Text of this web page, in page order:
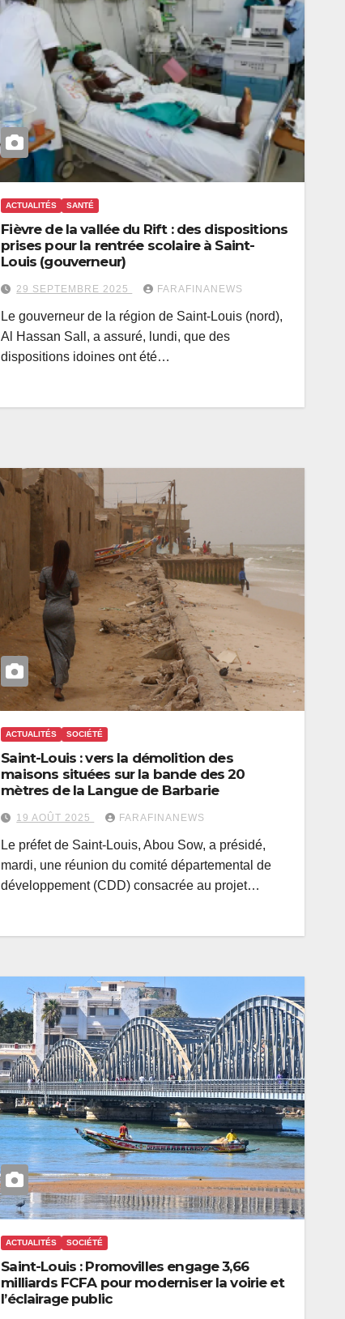
ACTUALITÉS SANTÉ
Fièvre de la vallée du Rift : des dispositions
prises pour la rentrée scolaire à Saint-
Louis (gouverneur)
29 SEPTEMBRE 2025 FARAFINANEWS
Le gouverneur de la région de Saint-Louis (nord),
Al Hassan Sall, a assuré, lundi, que des
dispositions idoines ont été…
ACTUALITÉS SOCIÉTÉ
Saint-Louis : vers la démolition des
maisons situées sur la bande des 20
mètres de la Langue de Barbarie
19 AOÛT 2025 FARAFINANEWS
Le préfet de Saint-Louis, Abou Sow, a présidé,
mardi, une réunion du comité départemental de
développement (CDD) consacrée au projet…
ACTUALITÉS SOCIÉTÉ
Saint-Louis : Promovilles engage 3,66
milliards FCFA pour moderniser la voirie et
l’éclairage public